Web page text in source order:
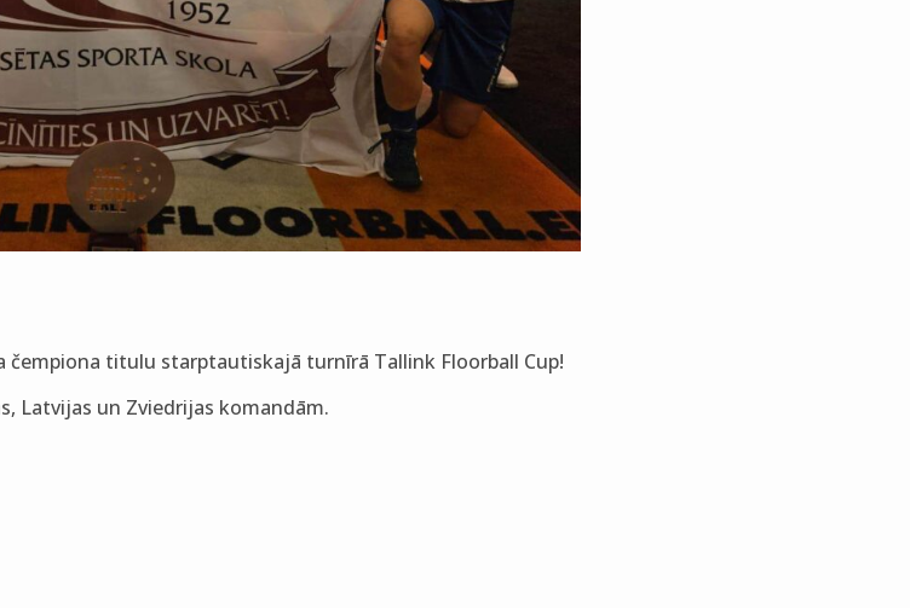
čempiona titulu starptautiskajā turnīrā Tallink Floorball Cup!
Latvijas un Zviedrijas komandām.